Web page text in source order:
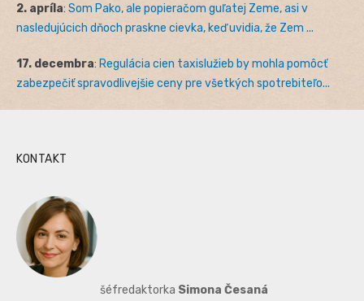
2. apríla: Som Pako, ale popieračom guľatej Zeme, asi v
nasledujúcich dňoch praskne cievka, keď uvidia, že Zem ...
17. decembra: Regulácia cien taxislužieb by mohla pomôcť
zabezpečiť spravodlivejšie ceny pre všetkých spotrebiteľo...
KONTAKT
šéfredaktorka Simona Česaná